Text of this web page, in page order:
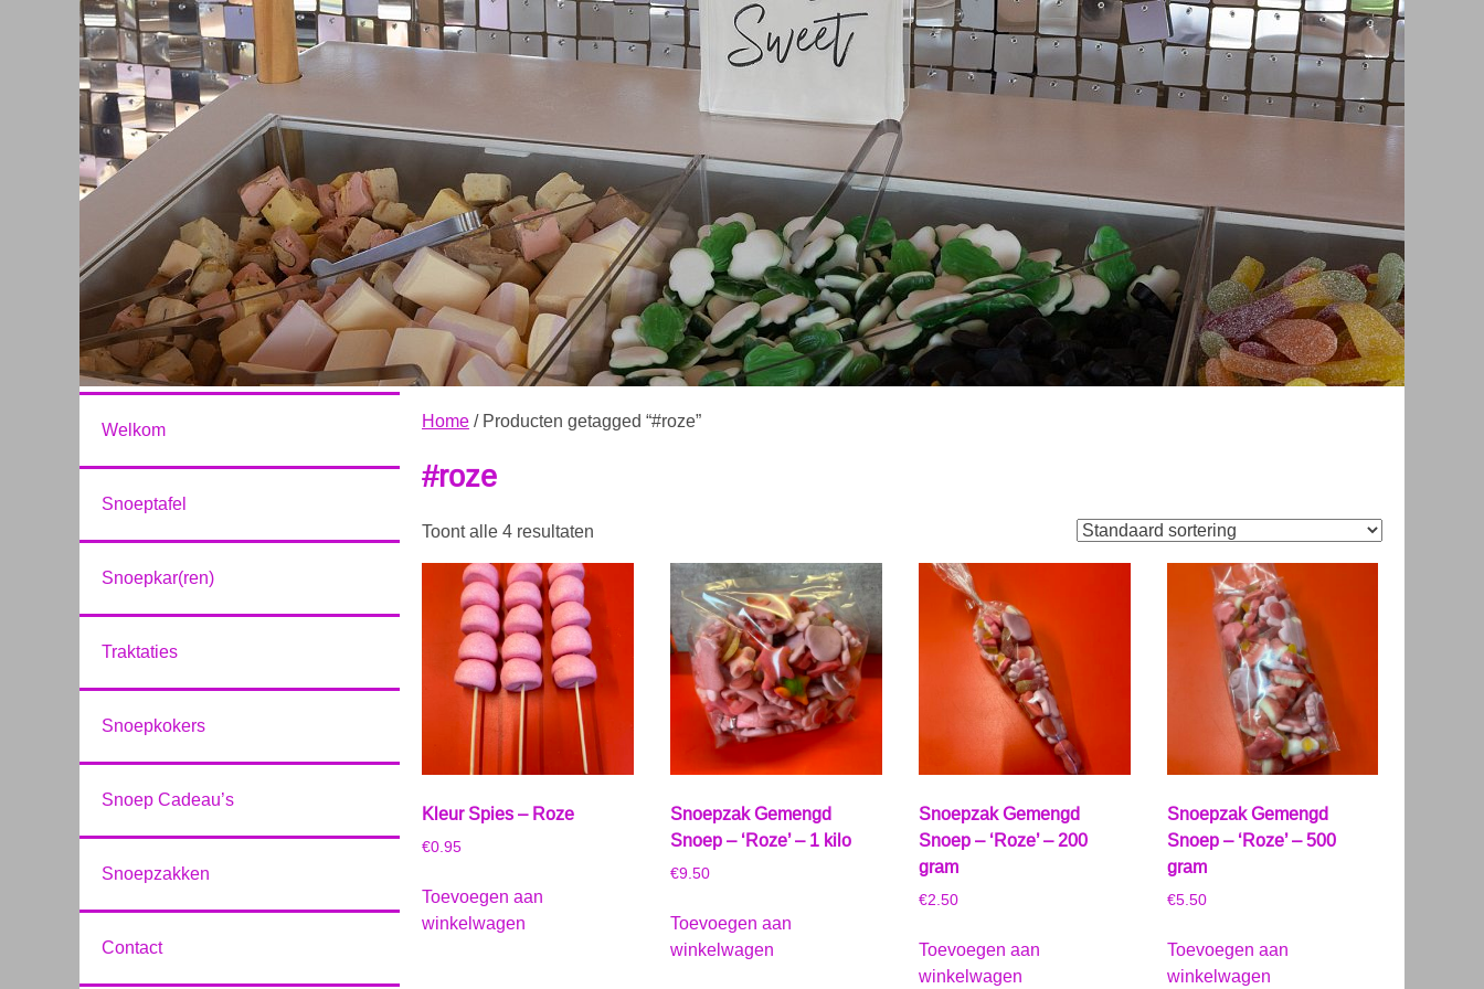
Home / Producten getagged “#roze”
#roze
Toont alle 4 resultaten
Kleur Spies – Roze
€0.95
Toevoegen aan
winkelwagen
Snoepzak Gemengd
Snoep – ‘Roze’ – 1 kilo
€9.50
Toevoegen aan
winkelwagen
Snoepzak Gemengd
Snoep – ‘Roze’ – 200
gram
€2.50
Toevoegen aan
winkelwagen
Snoepzak Gemengd
Snoep – ‘Roze’ – 500
gram
€5.50
Toevoegen aan
winkelwagen
Welkom
Snoeptafel
Snoepkar(ren)
Traktaties
Snoepkokers
Snoep Cadeau’s
Snoepzakken
Contact